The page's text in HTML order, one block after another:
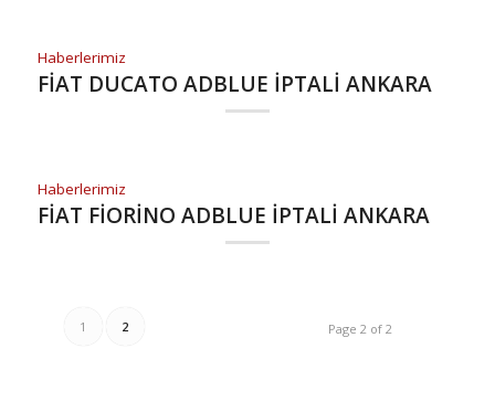
Haberlerimiz
FİAT DUCATO ADBLUE İPTALİ ANKARA
Haberlerimiz
FİAT FİORİNO ADBLUE İPTALİ ANKARA
Page 2 of 2
1 2